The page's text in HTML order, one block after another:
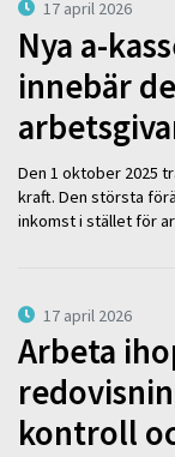
17 april 2026
Nya a-
innebär
Den 1 oktober 2025
kraft. Den största
inkomst i stället för
17 april 2026
Arbeta
kontroll